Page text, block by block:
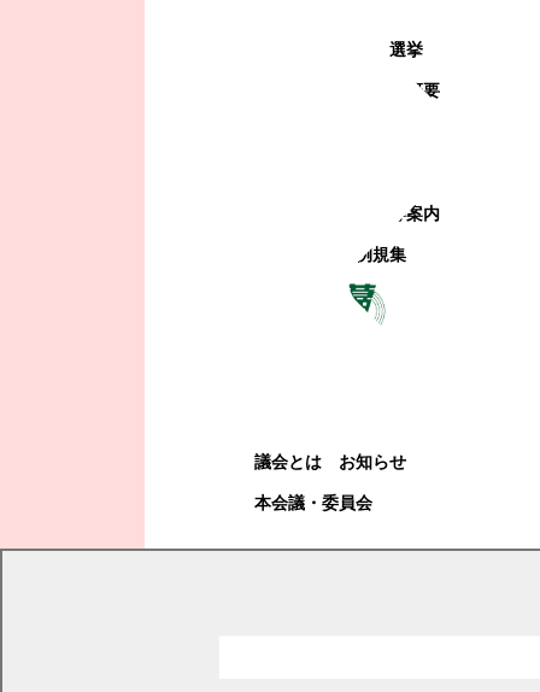
選挙
町の概要
観光地・公共施設等案内
電子掲示場・例規集
議会とは
お知らせ
本会議・委員会